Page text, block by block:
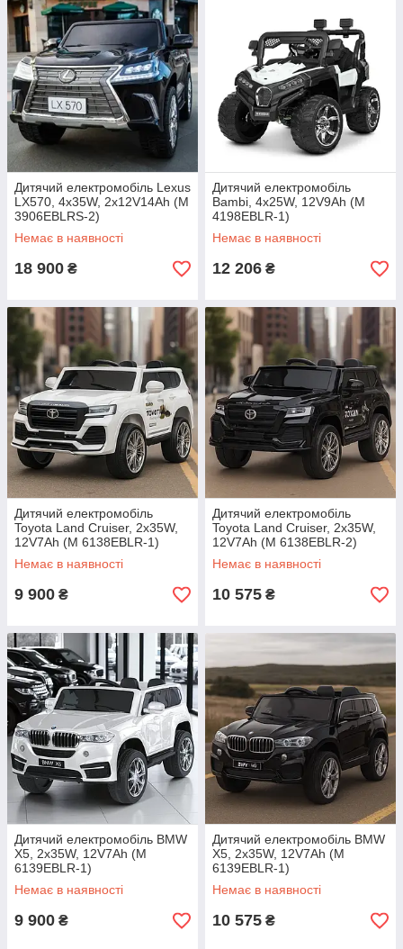
Дитячий електромобіль Lexus
LX570, 4х35W, 2х12V14Ah (M
3906EBLRS-2)
Немає в наявності
18 900 ₴
Дитячий електромобіль
Bambi, 4x25W, 12V9Ah (M
4198EBLR-1)
Немає в наявності
12 206 ₴
Дитячий електромобіль
Toyota Land Cruiser, 2х35W,
12V7Ah (M 6138EBLR-1)
Немає в наявності
9 900 ₴
Дитячий електромобіль
Toyota Land Cruiser, 2х35W,
12V7Ah (M 6138EBLR-2)
Немає в наявності
10 575 ₴
Дитячий електромобіль BMW
X5, 2х35W, 12V7Ah (M
6139EBLR-1)
Немає в наявності
9 900 ₴
Дитячий електромобіль BMW
X5, 2х35W, 12V7Ah (M
6139EBLR-1)
Немає в наявності
10 575 ₴